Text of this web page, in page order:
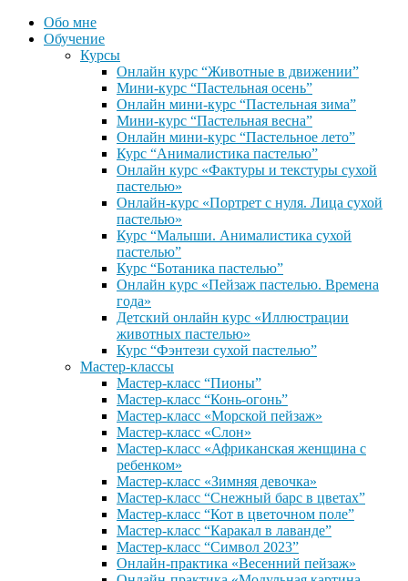
Обо мне
Обучение
Курсы
Онлайн курс “Животные в движении”
Мини-курс “Пастельная осень”
Онлайн мини-курс “Пастельная зима”
Мини-курс “Пастельная весна”
Онлайн мини-курс “Пастельное лето”
Курс “Анималистика пастелью”
Онлайн курс «Фактуры и текстуры сухой
пастелью»
Онлайн-курс «Портрет с нуля. Лица сухой
пастелью»
Курс “Малыши. Анималистика сухой
пастелью”
Курс “Ботаника пастелью”
Онлайн курс «Пейзаж пастелью. Времена
года»
Детский онлайн курс «Иллюстрации
животных пастелью»
Курс “Фэнтези сухой пастелью”
Мастер-классы
Мастер-класс “Пионы”
Мастер-класс “Конь-огонь”
Мастер-класс «Морской пейзаж»
Мастер-класс «Слон»
Мастер-класс «Африканская женщина с
ребенком»
Мастер-класс «Зимняя девочка»
Мастер-класс “Снежный барс в цветах”
Мастер-класс “Кот в цветочном поле”
Мастер-класс “Каракал в лаванде”
Мастер-класс “Символ 2023”
Онлайн-практика «Весенний пейзаж»